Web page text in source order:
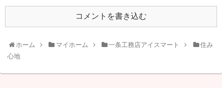
コメントを書き込む
ホーム マイホーム 一条工務店アイスマート
住み
心地